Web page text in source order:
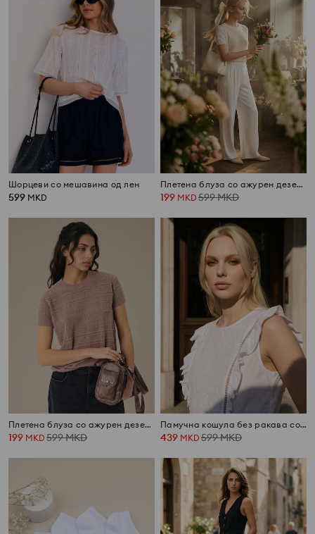
Шорцеви со мешавина од лен
599 MKD
Плетена блуза со ажурен дезен и додаток на лен
199 MKD 599MKD
Плетена блуза со ажурен дезен и додаток на лен
199 MKD 599MKD
Памучна кошула без ракава со бродирани детали
439 MKD 599MKD